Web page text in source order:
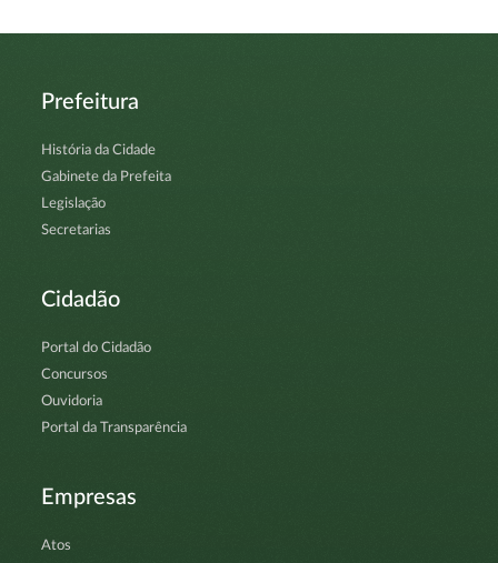
Prefeitura
História da Cidade
Gabinete da Prefeita
Legislação
Secretarias
Cidadão
Portal do Cidadão
Concursos
Ouvidoria
Portal da Transparência
Empresas
Atos